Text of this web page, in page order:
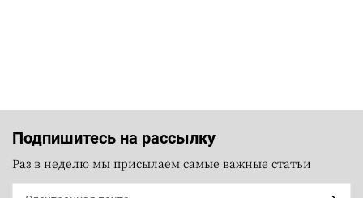
Подпишитесь на рассылку
Раз в неделю мы присылаем самые важные статьи